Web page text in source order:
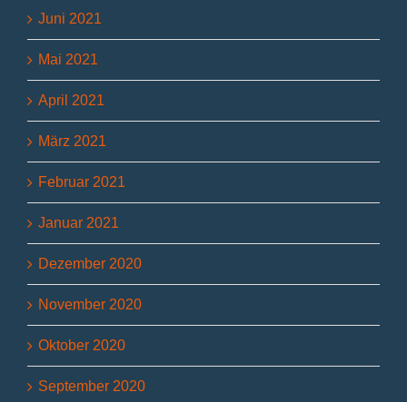
Juni 2021
Mai 2021
April 2021
März 2021
Februar 2021
Januar 2021
Dezember 2020
November 2020
Oktober 2020
September 2020